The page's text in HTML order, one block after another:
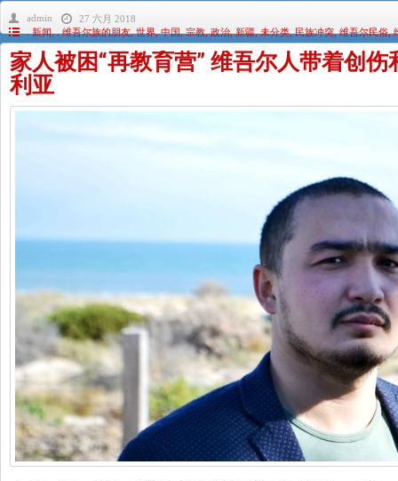
admin
27 六月 2018
. 新闻,. 维吾尔族的朋友,世界,中国,宗教,政治,新疆,未分类,民族冲突,维吾尔民俗,
家人被困“再教育营” 维吾尔人带着创
利亚